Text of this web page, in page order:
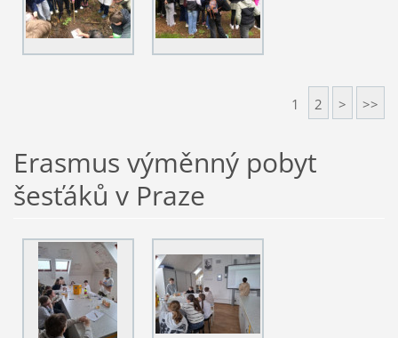
1 2 > >>
Erasmus výměnný pobyt
šesťáků v Praze